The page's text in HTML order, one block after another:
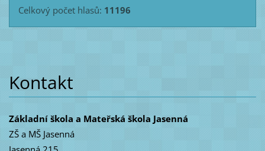
Celkový počet hlasů: 11196
Kontakt
Základní škola a Mateřská škola Jasenná
ZŠ a MŠ Jasenná